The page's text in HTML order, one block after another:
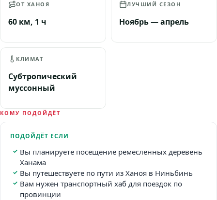
ОТ ХАНОЯ
60 км, 1 ч
ЛУЧШИЙ СЕЗОН
Ноябрь — апрель
КЛИМАТ
Субтропический
муссонный
КОМУ ПОДОЙДЁТ
ПОДОЙДЁТ ЕСЛИ
Вы планируете посещение ремесленных деревень
Ханама
Вы путешествуете по пути из Ханоя в Ниньбинь
Вам нужен транспортный хаб для поездок по
провинции